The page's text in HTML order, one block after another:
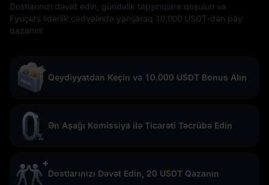
Dostlarınızı dəvət edin, gündəlik tapşırıqlara qoşulun və
Fyuçers liderlik cədvəlində yarışaraq 10.000 USDT-dən pay
qazanın!
Qeydiyyatdan Keçin və 10.000 USDT Bonus Alın
Ən Aşağı Komissiya ilə Ticarəti Təcrübə Edin
Dostlarınızı Dəvət Edin, 20 USDT Qazanın